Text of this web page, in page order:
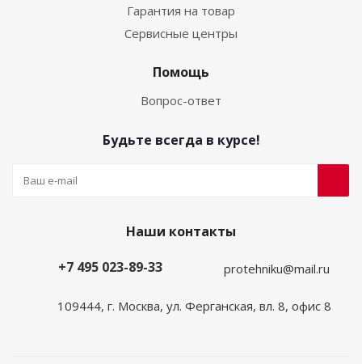
Гарантия на товар
Сервисные центры
Помощь
Вопрос-ответ
Будьте всегда в курсе!
Наши контакты
+7 495 023-89-33
protehniku@mail.ru
109444, г. Москва, ул. Ферганская, вл. 8, офис 8